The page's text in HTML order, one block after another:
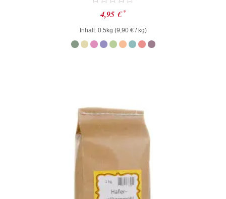
Bewertet
mit
0
von
5
4,95 € *
Inhalt: 0.5kg (9,90 €/ kg)